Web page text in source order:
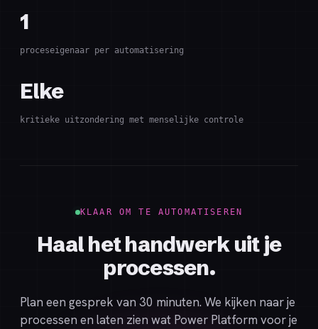
1
proceseigenaar per automatisering
Elke
kritieke uitzondering met menselijke controle
KLAAR OM TE AUTOMATISEREN
Haal het handwerk uit je
processen.
Plan een gesprek van 30 minuten. We kijken naar je
processen en laten zien wat Power Platform voor je